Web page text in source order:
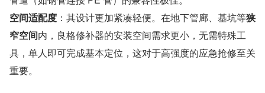
空间适配度 ：其设计更加紧凑轻便。在地下管廊、基坑等狭
窄空间内，良格修补器的安装空间需求更小，无需特殊工
具，单人即可完成基本定位，这对于高强度的应急抢修至关
重要。